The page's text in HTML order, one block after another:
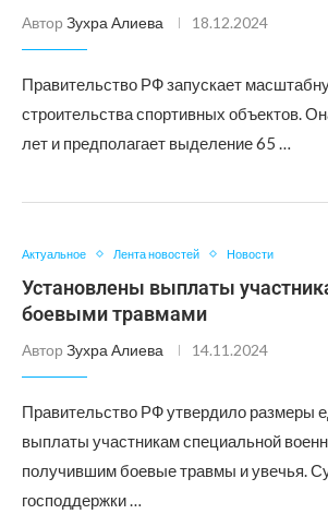
Автор Зухра Алиева 18.12.2024
Правительство РФ запускает
строительства спортивных объектов.
лет и предполагает выделение 65 …
Актуальное Лента новостей Новости
Установлены выплаты
боевыми травмами
Автор Зухра Алиева 14.11.2024
Правительство РФ утвердило размеры
выплаты участникам специальной
получившим боевые травмы и увечья.
господдержки …